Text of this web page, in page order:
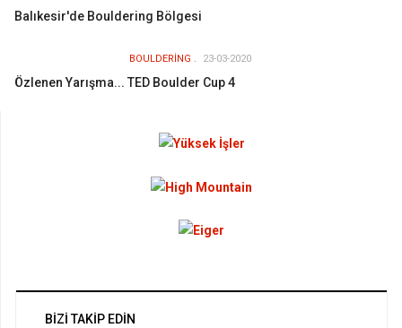
Balıkesir'de Bouldering Bölgesi
BOULDERING 23-03-2020
Özlenen Yarışma... TED Boulder Cup 4
BIZI TAKIP EDIN